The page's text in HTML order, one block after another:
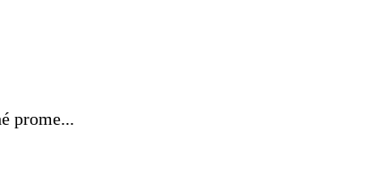
prome...